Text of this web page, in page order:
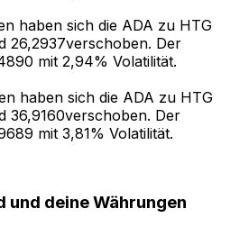
haben sich die ADA zu HTG
26,2937verschoben. Der
mit 2,94% Volatilität.
haben sich die ADA zu HTG
36,9160verschoben. Der
mit 3,81% Volatilität.
und deine Währungen